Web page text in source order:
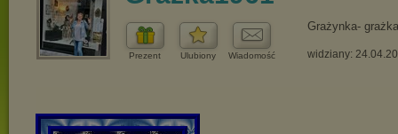
Prezent Ulubiony Wiadomość
Grażynka- grażka
widziany: